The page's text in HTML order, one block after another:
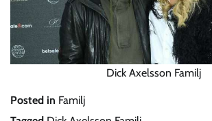
Dick Axelsson Familj
Posted in Familj